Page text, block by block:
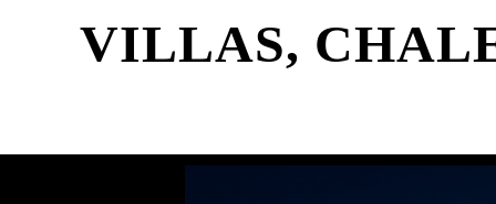
VILLAS,